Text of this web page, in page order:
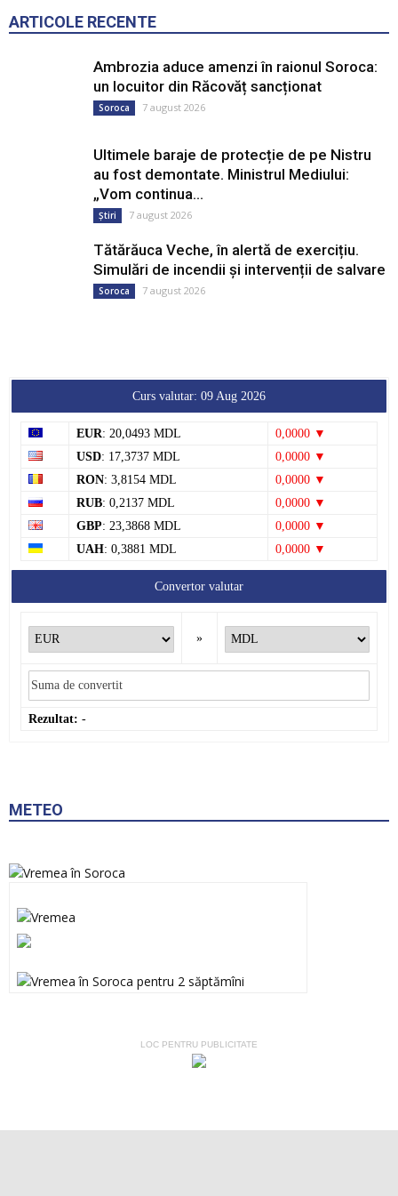
ARTICOLE RECENTE
Ambrozia aduce amenzi în raionul Soroca:
un locuitor din Răcovăț sancționat
Soroca 7 august 2026
Ultimele baraje de protecție de pe Nistru
au fost demontate. Ministrul Mediului:
„Vom continua...
Știri 7 august 2026
Tătărăuca Veche, în alertă de exercițiu.
Simulări de incendii și intervenții de salvare
Soroca 7 august 2026
Curs valutar: 09 Aug 2026
EUR: 20,0493 MDL
0,0000 ▼
USD: 17,3737 MDL
0,0000 ▼
RON: 3,8154 MDL
0,0000 ▼
RUB: 0,2137 MDL
0,0000 ▼
GBP: 23,3868 MDL
0,0000 ▼
UAH: 0,3881 MDL 0,0000 ▼
Convertor valutar
»
Rezultat: -
METEO
LOC PENTRU PUBLICITATE